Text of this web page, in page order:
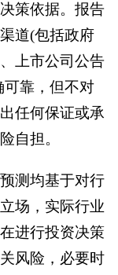
策依据。报告
道(包括政府
上市公司公告
可靠，但不对
任何保证或承
自担。
测均基于对行
场，实际行业
进行投资决策
风险，必要时